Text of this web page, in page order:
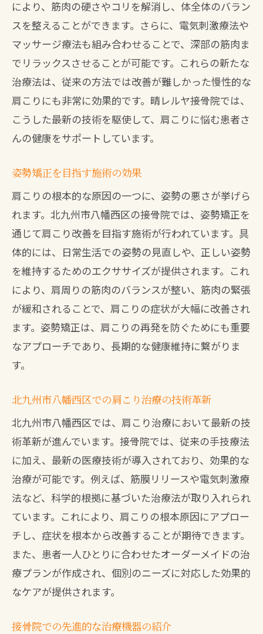
により、筋肉の硬さやコリを解消し、体全体のバラン
スを整えることができます。さらに、電気刺激療法や
マッサージ療法も組み合わせることで、深部の筋肉ま
でリラックスさせることが可能です。これらの新たな
治療法は、従来の方法では改善が難しかった慢性的な
肩こりにも非常に効果的です。晴レルヤ接骨院では、
こうした最新の技術を駆使して、肩こりに悩む患者さ
んの健康をサポートしています。
姿勢矯正を目指す施術の効果
肩こりの根本的な原因の一つに、姿勢の悪さが挙げら
れます。北九州市八幡西区の接骨院では、姿勢矯正を
通じて肩こり改善を目指す施術が行われています。具
体的には、日常生活での姿勢の見直しや、正しい姿勢
を維持するためのエクササイズが提供されます。これ
により、肩周りの筋肉のバランスが整い、筋肉の緊張
が緩和されることで、肩こりの症状が大幅に改善され
ます。姿勢矯正は、肩こりの再発を防ぐためにも重要
なアプローチであり、長期的な健康維持に繋がりま
す。
北九州市八幡西区での肩こり治療の技術革新
北九州市八幡西区では、肩こり治療において最新の技
術革新が進んでいます。接骨院では、従来の手技療法
に加え、最新の医療技術が導入されており、効果的な
治療が可能です。例えば、筋膜リリースや電気刺激療
法など、科学的根拠に基づいた治療法が取り入れられ
ています。これにより、肩こりの根本原因にアプロー
チし、症状を根本から改善することが期待できます。
また、患者一人ひとりに合わせたオーダーメイドの治
療プランが作成され、個別のニーズに対応した効果的
なケアが提供されます。
接骨院での先進的な治療機器の紹介